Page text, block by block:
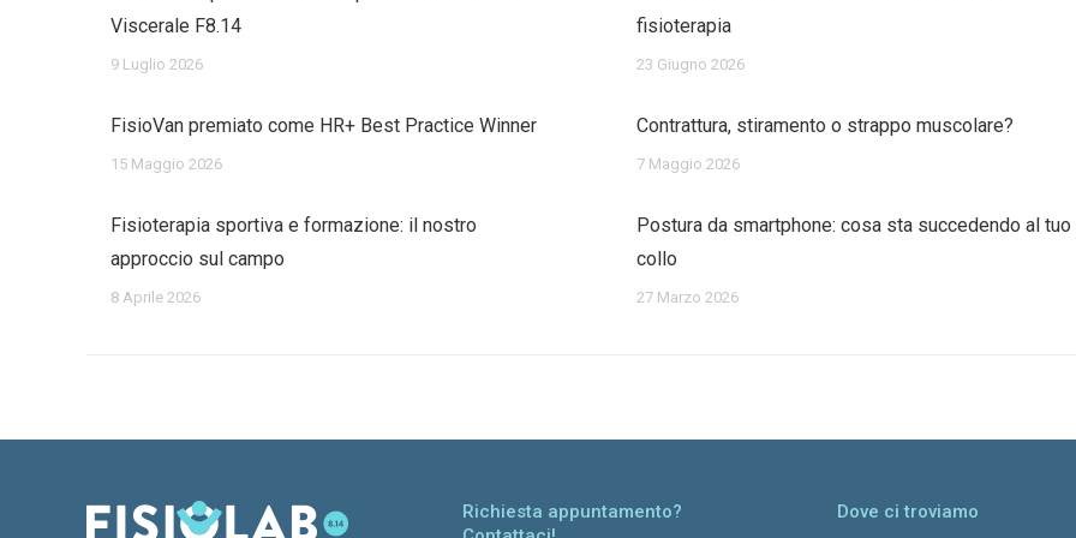
Viscerale F8.14
9 Luglio 2026
fisioterapia
23 Giugno 2026
FisioVan premiato come HR+ Best Practice Winner
15 Maggio 2026
Contrattura, stiramento o strappo muscolare?
7 Maggio 2026
Fisioterapia sportiva e formazione: il nostro
approccio sul campo
8 Aprile 2026
Postura da smartphone: cosa sta succedendo al tuo
collo
27 Marzo 2026
Richiesta appuntamento?
Dove ci troviamo